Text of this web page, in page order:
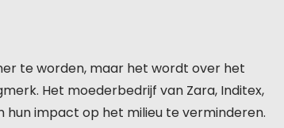
te worden, maar het wordt over het
Het moederbedrijf van Zara, Inditex,
impact op het milieu te verminderen.